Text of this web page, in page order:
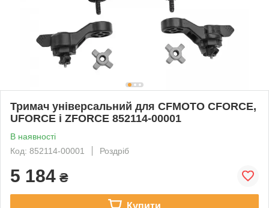
Тримач універсальний для CFMOTO CFORCE,
UFORCE і ZFORCE 852114-00001
В наявності
Код: 852114-00001
Роздріб
5 184 ₴
Купити